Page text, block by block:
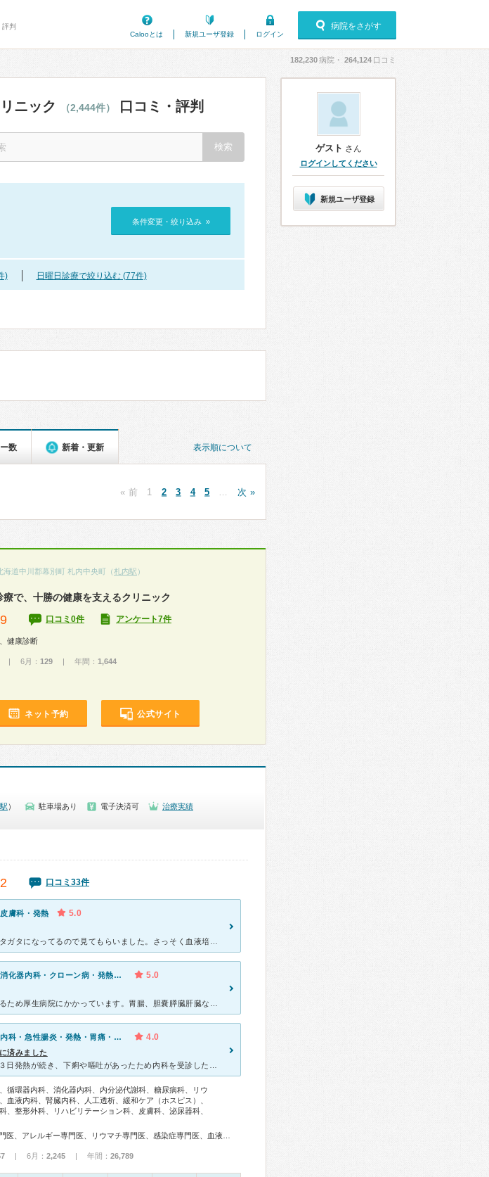
判
Calooとは
新規ユーザ登録 ログイン
病院をさがす
182,230病院・ 264,124 口コミ
ニック （2,444件） 口コミ・評判
条件変更・絞り込み »
) 日曜日診療で絞り込む (77件)
表示順について
数 新着・更新
« 前 1 2 3 4 5 次 »
海道中川郡幕別町 札内中央町（札内駅 ）
で、十勝の健康を支えるクリニック
口コミ0件 アンケート7件
健康診断
| 6月： 129 | 年間： 1,644
ネット予約 公式サイト
） 駐車場あり 電子決済可
治療実績
口コミ33件
皮膚科・発熱 5.0
消化器内科・クローン病・発熱・胃痛・腹痛・慢性の下痢・血便 5.0
内科・急性腸炎・発熱・胃痛・腹痛・体調不良 4.0
済みました
循環器内科、消化器内科、内分泌代謝科、糖尿病科、リウ
血液内科、腎臓内科、人工透析、緩和ケア（ホスピス）、
、整形外科、リハビリテーション科、皮膚科、泌尿器科、
| 6月： 2,245 | 年間： 26,789
ゲスト さん
ログインしてください
新規ユーザ登録